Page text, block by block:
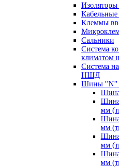
Клеммы
Сальники
Система
климатом
Система
НШД
Шины "N"
Шина
Шина
мм
Шина
мм
Шина
мм
Шина
мм